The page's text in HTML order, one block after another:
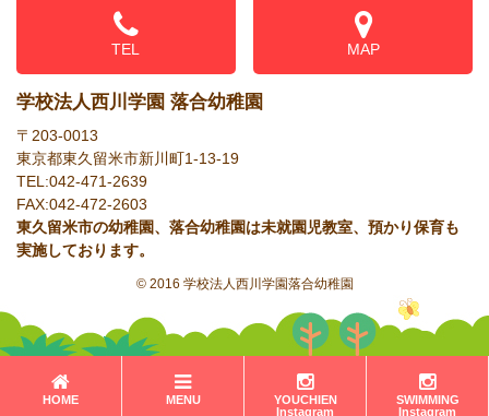
TEL MAP
学校法人西川学園 落合幼稚園
〒203-0013
東京都東久留米市新川町1-13-19
TEL:042-471-2639
FAX:042-472-2603
東久留米市の幼稚園、落合幼稚園は未就園児教室、預かり保育も
実施しております。
© 2016 学校法人西川学園落合幼稚園
HOME MENU
YOUCHIEN
Instagram
SWIMMING
Instagram